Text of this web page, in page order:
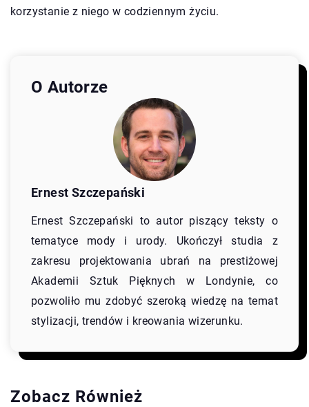
korzystanie z niego w codziennym życiu.
O Autorze
Ernest Szczepański
Ernest Szczepański to autor piszący teksty o
tematyce mody i urody. Ukończył studia z
zakresu projektowania ubrań na prestiżowej
Akademii Sztuk Pięknych w Londynie, co
pozwoliło mu zdobyć szeroką wiedzę na temat
stylizacji, trendów i kreowania wizerunku.
Zobacz Również